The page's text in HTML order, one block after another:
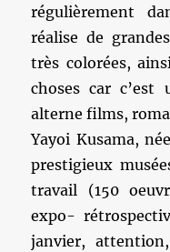
régulièrement
réalise de
très colorées,
choses car
alterne films,
Yayoi Kusama,
prestigieux
travail (150
expo-
janvier,